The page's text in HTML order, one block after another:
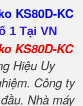
KS80D-KC
1 Tại VN
KS80D-KC
Hiệu Uy
Công ty
Nhà máy